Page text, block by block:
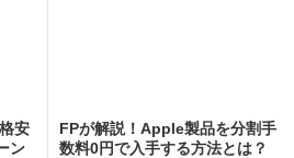
安
ン
FPが解説！Apple製品を分割手
数料0円で入手する方法とは？